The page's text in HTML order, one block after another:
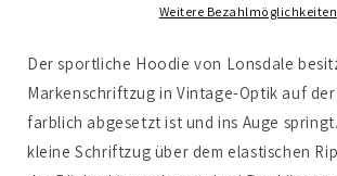
Weitere Bezahlmöglichkeiten
Der sportliche Hoodie von Lonsdale
Markenschriftzug in Vintage-Optik auf
farblich abgesetzt ist und ins Auge
kleine Schriftzug über dem elastischen